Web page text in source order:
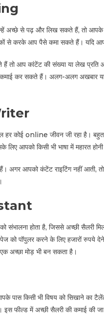
अच्छे से पढ़ और लिख सकते हैं, तो आपके
से करके आप पैसे कमा सकते हैं। यदि
आप कांटेंट की संख्या या लेख प्रति
कमाई कर सकते हैं। अलग-अलग अखबार
कोई online जीवन जी रहा है। बहुत
किसी भी भाषा में महारत होनी
अगर आपको कंटेंट राइटिंग नहीं आती,
होता है, जिससे अच्छी सैलरी
को पॉपुलर करने के लिए हजारों रुपये
अच्छा मोड़ भी बन सकता है।
पास किसी भी विषय को सिखाने का
इस फील्ड में अच्छी सैलरी की कमाई की